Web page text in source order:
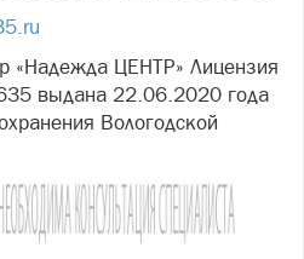
«Надежда ЦЕНТР» Лицензия
выдана 22.06.2020 года
Вологодской